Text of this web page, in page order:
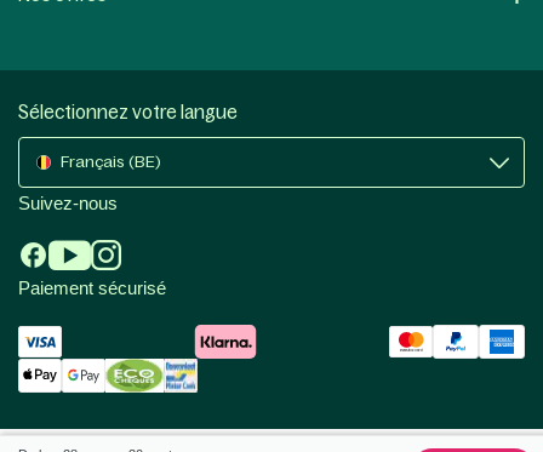
Sélectionnez votre langue
Français (BE)
Suivez-nous
Paiement sécurisé